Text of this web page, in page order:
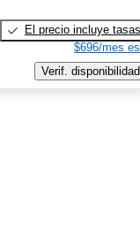
El precio incluye tasas
$696/mes
Verif. disponibilidad